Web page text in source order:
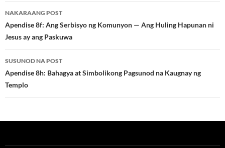
Post
navigation
NAKARAANG POST
Apendise 8f: Ang Serbisyo ng Komunyon — Ang Huling Hapunan ni
Jesus ay ang Paskuwa
SUSUNOD NA POST
Apendise 8h: Bahagya at Simbolikong Pagsunod na Kaugnay ng
Templo